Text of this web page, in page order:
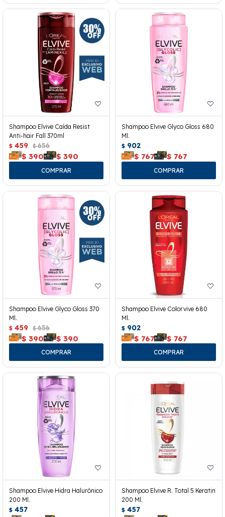
Shampoo Elvive Caída Resist
Anti-hair Fall 370ml
$ 459 $ 656
$ 390 $ 390
Shampoo Elvive Glyco Gloss 680
Ml.
$ 902
$ 767 $ 767
Shampoo Elvive Glyco Gloss 370
Ml.
$ 459 $ 656
$ 390 $ 390
Shampoo Elvive Colorvive 680
Ml.
$ 902
$ 767 $ 767
Shampoo Elvive Hidra Halurónico
200 Ml.
$ 457
Shampoo Elvive R. Total 5 Keratin
200 Ml.
$ 457